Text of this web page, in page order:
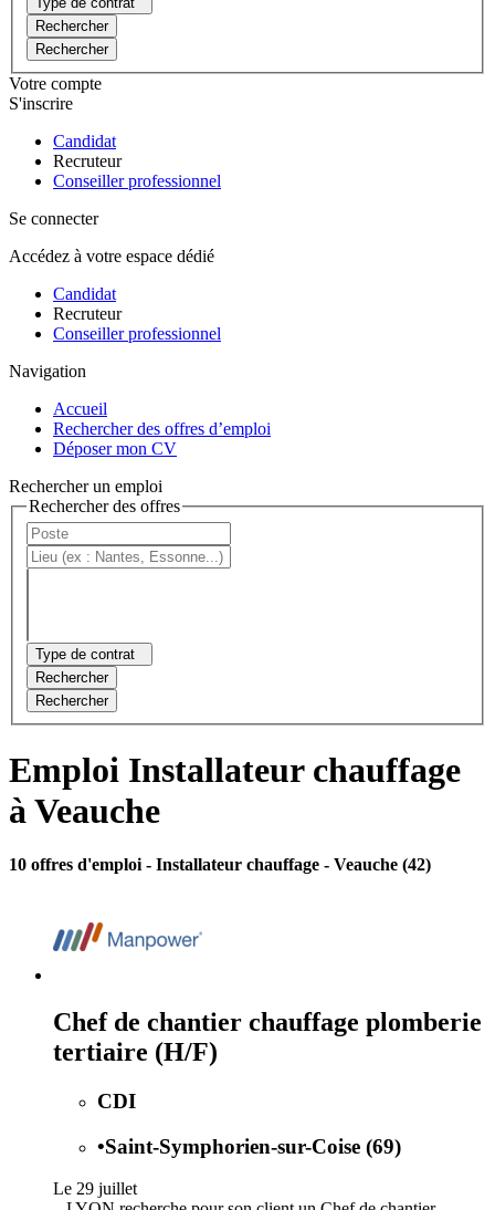
Rechercher
Rechercher
Votre compte
S'inscrire
Candidat
Recruteur
Conseiller professionnel
Se connecter
Accédez à votre espace dédié
Candidat
Recruteur
Conseiller professionnel
Navigation
Accueil
Rechercher des offres d’emploi
Déposer mon CV
Rechercher un emploi
Rechercher des offres
Type de contrat
Rechercher
Rechercher
Emploi Installateur chauffage
à Veauche
10 offres d'emploi - Installateur chauffage - Veauche (42)
Chef de chantier chauffage plomberie
tertiaire (H/F)
CDI
•Saint-Symphorien-sur-Coise (69)
Le 29 juillet